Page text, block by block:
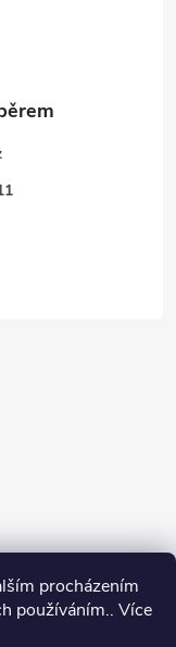
procházením
používáním.. Více